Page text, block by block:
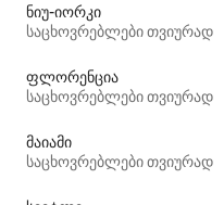
ნიუ-იორკი
საცხოვრებლები თვიურად
ფლორენცია
საცხოვრებლები თვიურად
მაიამი
საცხოვრებლები თვიურად